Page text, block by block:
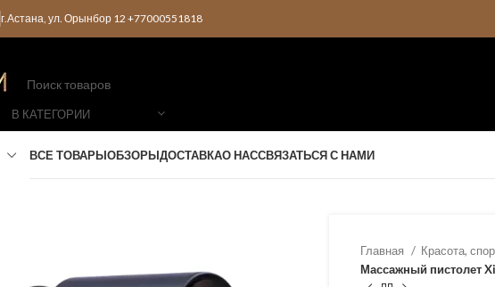
г.Астана, ул. Орынбор 12 +77000551818
В КАТЕГОРИИ
ВСЕ ТОВАРЫОБЗОРЫДОСТАВКАО НАССВЯЗАТЬСЯ С НАМИ
Главная
Красота,
Массажный пистолет